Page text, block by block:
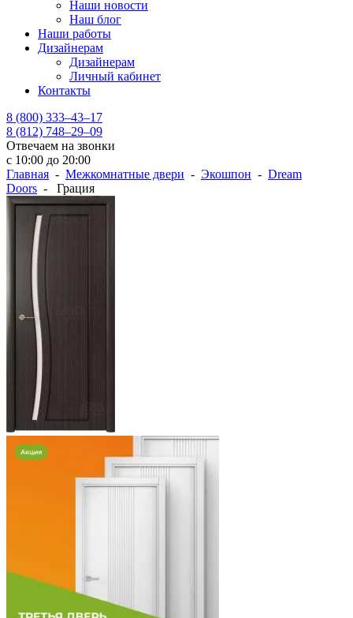
Наши новости
Наш блог
Наши работы
Дизайнерам
Дизайнерам
Личный кабинет
Контакты
8 (800) 333–43–17
8 (812) 748–29–09
Отвечаем на звонки
с 10:00 до 20:00
Главная - Межкомнатные двери - Экошпон - Dream
Doors - Грация